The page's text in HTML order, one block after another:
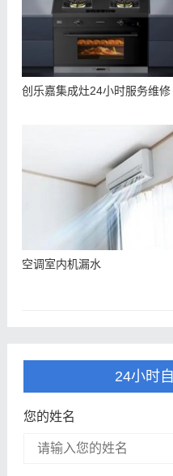
创乐嘉集成灶24小时服务维修
空调室内机漏水
24小时
您的姓名